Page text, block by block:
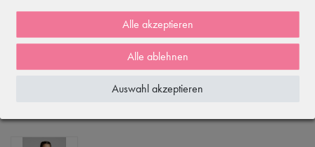
Rezensionen werden geladen...
WIRD OFT GEKAUFT MIT...
Alle akzeptieren
Alle ablehnen
Auswahl akzeptieren